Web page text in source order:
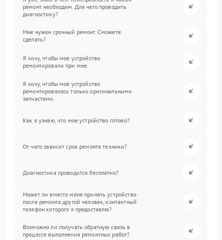
ремонт необходим. Для чего проводить
диагностику?
Мне нужен срочный ремонт. Сможете
сделать?
Я хочу, чтобы мое устройство
ремонтировали при мне.
Я хочу, чтобы мое устройство
ремонтировалось только оригинальными
запчастями.
Как я узнаю, что мое устройство готово?
От чего зависит срок ремонта техники?
Диагностика проводится бесплатно?
Может ли вместо меня принять устройство
после ремонта другой человек, контактный
телефон которого я предоставлю?
Возможно ли получать обратную связь в
процессе выполнения ремонтных работ?